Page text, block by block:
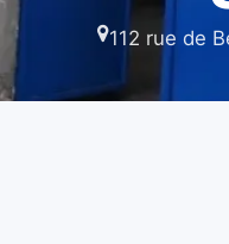
112 rue de